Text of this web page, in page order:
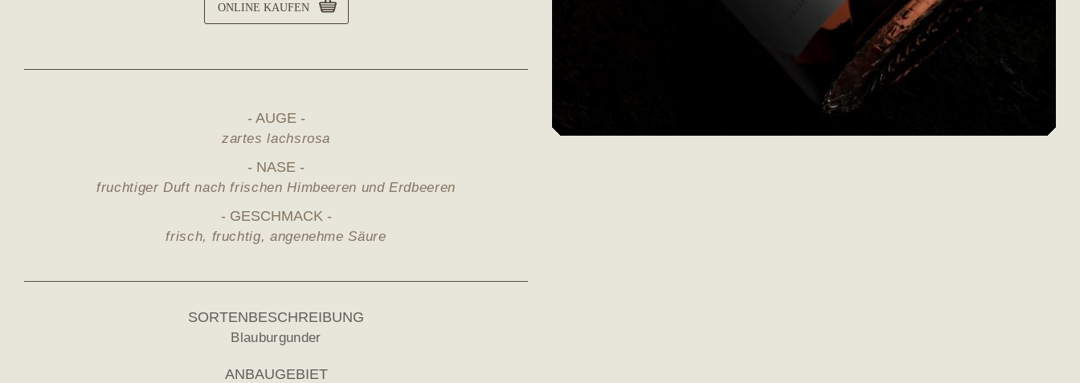
ONLINE KAUFEN
AUGE
zartes lachsrosa
NASE
fruchtiger Duft nach frischen Himbeeren und Erdbeeren
GESCHMACK
frisch, fruchtig, angenehme Säure
SORTENBESCHREIBUNG
Blauburgunder
ANBAUGEBIET